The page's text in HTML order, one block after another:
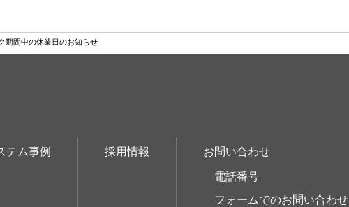
期間中の休業日のお知らせ
テム事例 採用情報
お問い合わせ
電話番号
フォームでのお問い合わせ